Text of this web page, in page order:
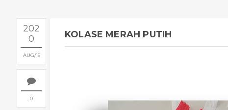
202
0
AUG 15
0
KOLASE MERAH PUTIH